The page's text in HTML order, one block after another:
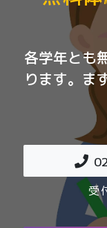
各学年とも
ります。ま
受